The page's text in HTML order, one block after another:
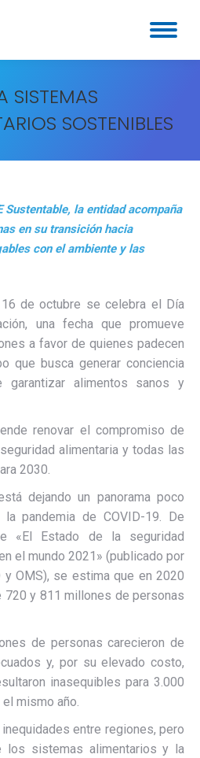
SISTEMAS
SOSTENIBLES
Sustentable, la entidad acompaña
en su transición hacia
con el ambiente y las
de octubre se celebra el Día
una fecha que promueve
a favor de quienes padecen
que busca generar conciencia
alimentos sanos y
renovar el compromiso de
alimentaria y todas las
2030.
dejando un panorama poco
la pandemia de COVID-19. De
«El Estado de la seguridad
el mundo 2021» (publicado por
y OMS), se estima que en 2020
720 y 811 millones de personas
de personas carecieron de
y, por su elevado costo,
inasequibles para 3.000
mismo año.
entre regiones, pero
los sistemas alimentarios y la